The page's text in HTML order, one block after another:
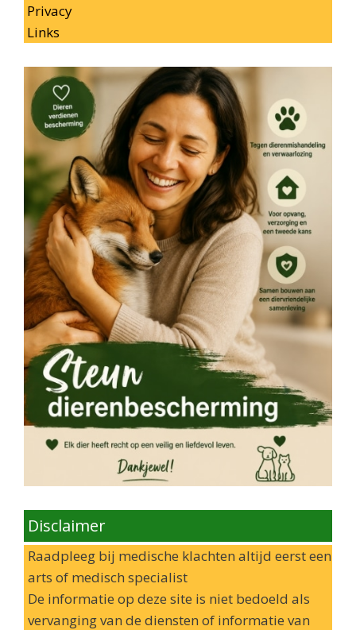
Privacy
Links
Disclaimer
Raadpleeg bij medische klachten altijd eerst een
arts of medisch specialist
De informatie op deze site is niet bedoeld als
vervanging van de diensten of informatie van